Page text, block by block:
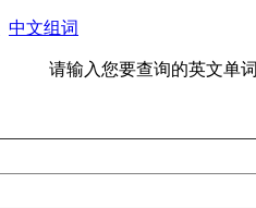
中文组词
请输入您要查询的英文单词